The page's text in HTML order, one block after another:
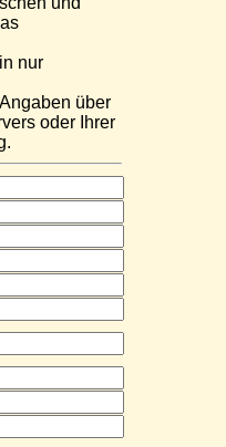
nur
über
oder Ihrer